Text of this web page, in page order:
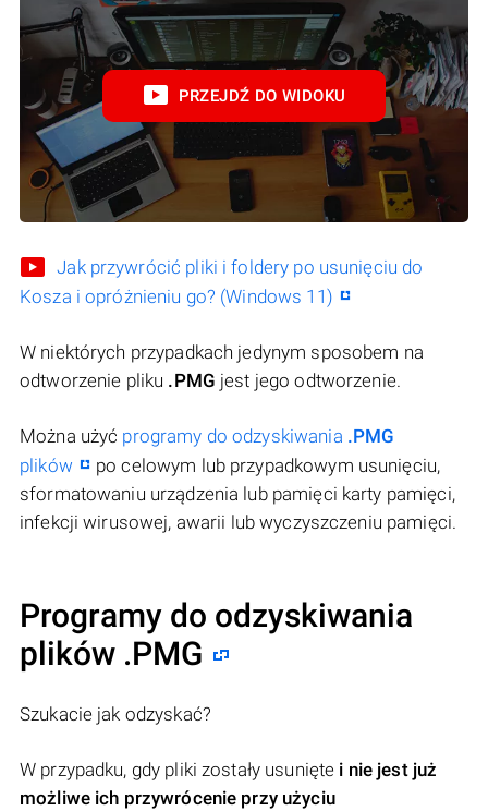
PRZEJDŹ DO WIDOKU
Jak przywrócić pliki i foldery po usunięciu do
Kosza i opróżnieniu go? (Windows 11)
W niektórych przypadkach jedynym sposobem na
odtworzenie pliku .PMG jest jego odtworzenie.
Można użyć programy do odzyskiwania .PMG
plików
po celowym lub przypadkowym usunięciu,
sformatowaniu urządzenia lub pamięci karty pamięci,
infekcji wirusowej, awarii lub wyczyszczeniu pamięci.
Programy do odzyskiwania
plików .PMG
Szukacie jak odzyskać?
W przypadku, gdy pliki zostały usunięte i nie jest już
możliwe ich przywrócenie przy użyciu